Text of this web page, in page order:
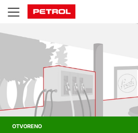
Prodajna
mjesta
OTVORENO